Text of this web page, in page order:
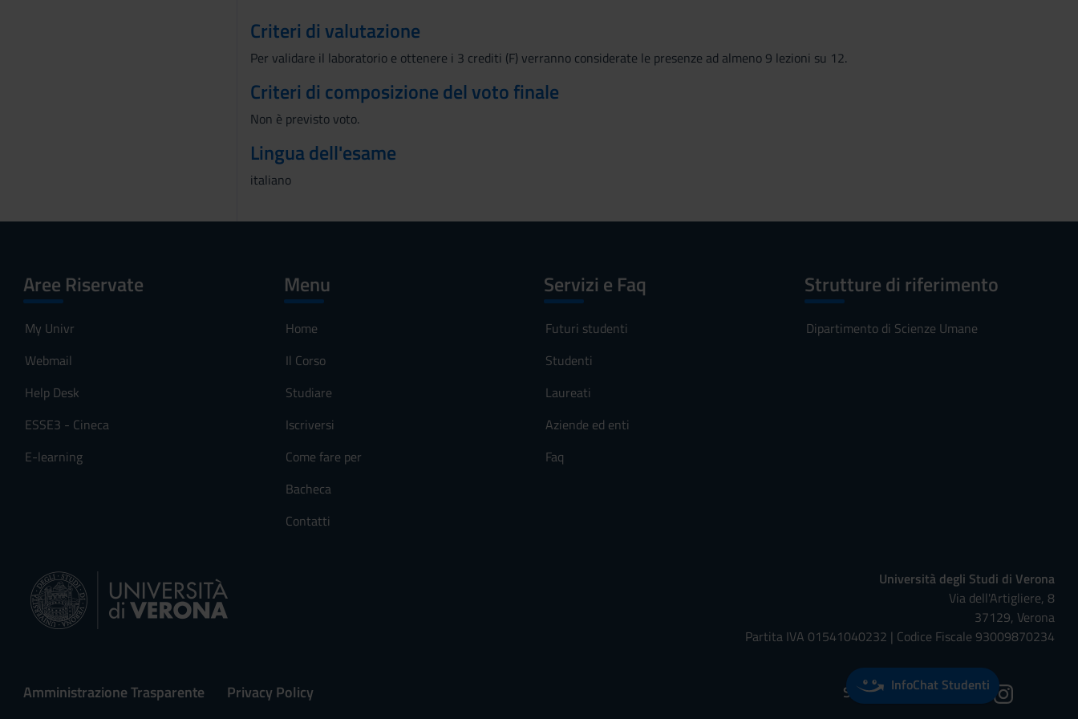
Criteri di valutazione
Per validare il laboratorio e ottenere i 3 crediti (F) verranno considerate le presenze ad almeno 9 lezioni su 12.
Criteri di composizione del voto finale
Non è previsto voto.
Lingua dell'esame
italiano
Aree Riservate
My Univr
Webmail
Help Desk
ESSE3 - Cineca
E-learning
Menu
Home
Il Corso
Studiare
Iscriversi
Come fare per
Bacheca
Contatti
Servizi e Faq
Futuri studenti
Studenti
Laureati
Aziende ed enti
Faq
Strutture di riferimento
Dipartimento di Scienze Umane
Università degli Studi di Verona
Via dell'Artigliere, 8
37129, Verona
Partita IVA 01541040232 | Codice Fiscale 93009870234
Amministrazione Trasparente Privacy Policy Seguici su:InfoChat Studenti